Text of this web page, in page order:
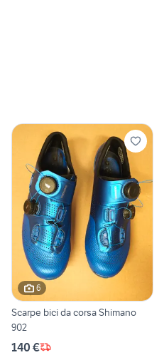
6
Scarpe bici da corsa Shimano
902
140 €